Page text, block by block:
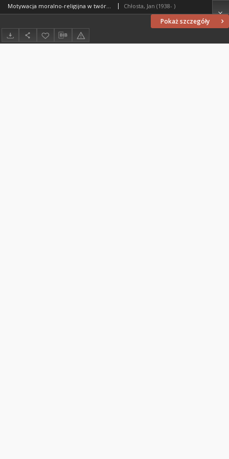
Pokaż szczegóły
Motywacja moralno-religijna w twórczości niemieckich pisarzy, którzy po 1945 roku opuścili Prusy Wschodnie Chłosta, Jan (1938- )